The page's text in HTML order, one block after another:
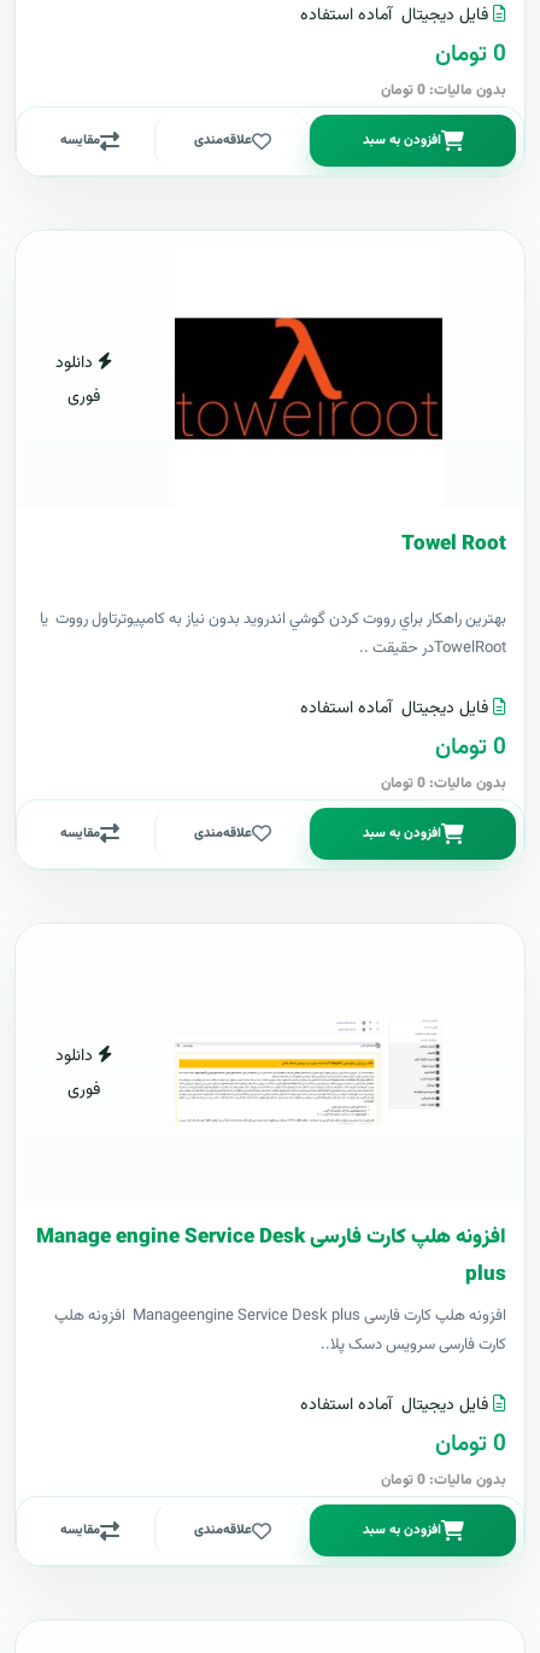
فایل دیجیتال آماده استفاده
0 تومان
بدون مالیات: 0 تومان
افزودن به سبد علاقه‌مندی مقایسه
دانلود
فوری
Towel Root
بهترين راهکار براي رووت کردن گوشي اندرويد بدون نياز به کامپيوترتاول رووت يا
TowelRootدر حقيقت ..
فایل دیجیتال آماده استفاده
0 تومان
بدون مالیات: 0 تومان
افزودن به سبد علاقه‌مندی مقایسه
دانلود
فوری
افزونه هلپ کارت فارسی Manage engine Service Desk
plus
افزونه هلپ کارت فارسی Manageengine Service Desk plus افزونه هلپ
کارت فارسی سرویس دسک پلا..
فایل دیجیتال آماده استفاده
0 تومان
بدون مالیات: 0 تومان
افزودن به سبد علاقه‌مندی مقایسه